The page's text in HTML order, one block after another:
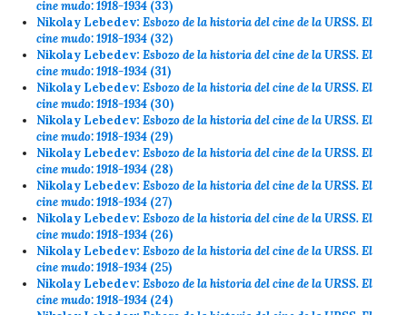
cine mudo: 1918-1934 (33)
Nikolay Lebedev:Esbozo de la historia del cine de la URSS. El
cine mudo: 1918-1934 (32)
Nikolay Lebedev:Esbozo de la historia del cine de la URSS. El
cine mudo: 1918-1934 (31)
Nikolay Lebedev:Esbozo de la historia del cine de la URSS. El
cine mudo: 1918-1934 (30)
Nikolay Lebedev:Esbozo de la historia del cine de la URSS. El
cine mudo: 1918-1934 (29)
Nikolay Lebedev:Esbozo de la historia del cine de la URSS. El
cine mudo: 1918-1934 (28)
Nikolay Lebedev:Esbozo de la historia del cine de la URSS. El
cine mudo: 1918-1934 (27)
Nikolay Lebedev:Esbozo de la historia del cine de la URSS. El
cine mudo: 1918-1934 (26)
Nikolay Lebedev:Esbozo de la historia del cine de la URSS. El
cine mudo: 1918-1934 (25)
Nikolay Lebedev:Esbozo de la historia del cine de la URSS. El
cine mudo: 1918-1934 (24)